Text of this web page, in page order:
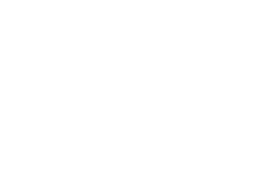
cunoscuta si frecvent vizitata statiune